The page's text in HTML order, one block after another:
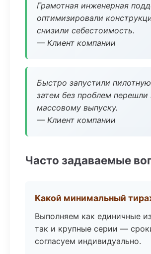
Грамотная инженерная
оптимизировали
снизили себестоимость.
— Клиент компании
Быстро запустили
затем без проблем перешли
массовому выпуску.
— Клиент компании
Часто задаваемые
Какой минимальный
Выполняем как единичные
так и крупные серии —
согласуем индивидуально.